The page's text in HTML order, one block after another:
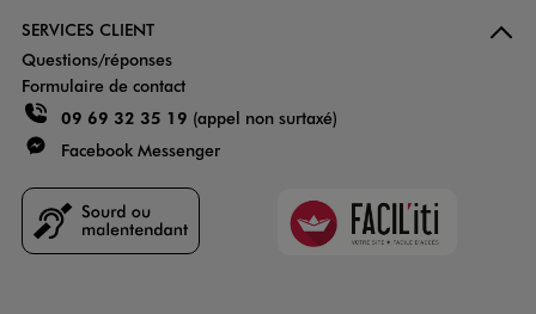
SERVICES CLIENT
Questions/réponses
Formulaire de contact
09 69 32 35 19 (appel non surtaxé)
Facebook Messenger
Faciliti